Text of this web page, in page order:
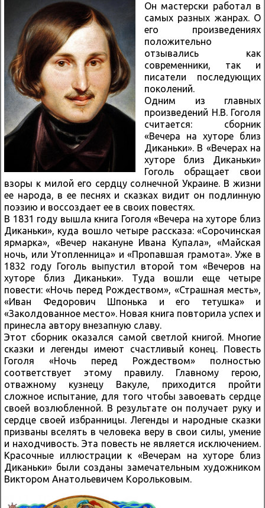
Он мастерски работал в
самых разных жанрах. О
его произведениях
положительно
отзывались как
современники, так и
писатели последующих
поколений.
Одним из главных
произведений Н.В. Гоголя
считается: сборник
«Вечера на хуторе близ
Диканьки». В «Вечерах на
хуторе близ Диканьки»
Гоголь обращает свои
взоры к милой его сердцу солнечной Украине. В жизни
ее народа, в ее песнях и сказках видит он подлинную
поэзию и воссоздает ее в своих повестях.
В 1831 году вышла книга Гоголя «Вечера на хуторе близ
Диканьки», куда вошло четыре рассказа: «Сорочинская
ярмарка», «Вечер накануне Ивана Купала», «Майская
ночь, или Утопленница» и «Пропавшая грамота». Уже в
1832 году Гоголь выпустил второй том «Вечеров на
хуторе близ Диканьки». Туда вошли еще четыре
повести: «Ночь перед Рождеством», «Страшная месть»,
«Иван Федорович Шпонька и его тетушка» и
«Заколдованное место». Новая книга повторила успех и
принесла автору внезапную славу.
Этот сборник оказался самой светлой книгой. Многие
сказки и легенды имеют счастливый конец. Повесть
Гоголя «Ночь перед Рождеством» полностью
соответствует этому правилу. Главному герою,
отважному кузнецу Вакуле, приходится пройти
сложное испытание, для того чтобы завоевать сердце
своей возлюбленной. В результате он получает руку и
сердце своей избранницы. Легенды и народные сказки
призваны вселять в человека веру в свои силы, умение
и находчивость. Эта повесть не является исключением.
Красочные иллюстрации к «Вечерам на хуторе близ
Диканьки» были созданы замечательным художником
Виктором Анатольевичем Корольковым.